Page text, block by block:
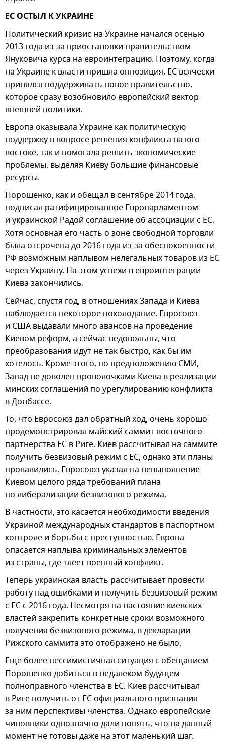
ЕС ОСТЫЛ К УКРАИНЕ
Политический кризис на Украине начался осенью
2013 года из-за приостановки правительством
Януковича курса на евроинтеграцию. Поэтому, когда
на Украине к власти пришла оппозиция, ЕС всячески
принялся поддерживать новое правительство,
которое сразу возобновило европейский вектор
внешней политики.
Европа оказывала Украине как политическую
поддержку в вопросе решения конфликта на юго-
востоке, так и помогала решить экономические
проблемы, выделяя Киеву большие финансовые
ресурсы.
Порошенко, как и обещал в сентябре 2014 года,
подписал ратифицированное Европарламентом
и украинской Радой соглашение об ассоциации с ЕС.
Хотя основная его часть о зоне свободной торговли
была отсрочена до 2016 года из-за обеспокоенности
РФ возможным наплывом нелегальных товаров из ЕС
через Украину. На этом успехи в евроинтеграции
Киева закончились.
Сейчас, спустя год, в отношениях Запада и Киева
наблюдается некоторое похолодание. Евросоюз
и США выдавали много авансов на проведение
Киевом реформ, а сейчас недовольны, что
преобразования идут не так быстро, как бы им
хотелось. Кроме этого, по предположению СМИ,
Запад не доволен проволочками Киева в реализации
минских соглашений по урегулированию конфликта
в Донбассе.
То, что Евросоюз дал обратный ход, очень хорошо
продемонстрировал майский саммит восточного
партнерства ЕС в Риге. Киев рассчитывал на саммите
получить безвизовый режим с ЕС, однако эти планы
провалились. Евросоюз указал на невыполнение
Киевом целого ряда требований плана
по либерализации безвизового режима.
В частности, это касается необходимости введения
Украиной международных стандартов в паспортном
контроле и борьбы с преступностью. Европа
опасается наплыва криминальных элементов
из страны, где тлеет военный конфликт.
Теперь украинская власть рассчитывает провести
работу над ошибками и получить безвизовый режим
с ЕС с 2016 года. Несмотря на настояние киевских
властей закрепить конкретные сроки возможного
получения безвизового режима, в декларации
Рижского саммита это отображено не было.
Еще более пессимистичная ситуация с обещанием
Порошенко добиться в недалеком будущем
полноправного членства в ЕС. Киев рассчитывал
в Риге получить от ЕС официального признания
за ним перспективы членства. Однако европейские
чиновники однозначно дали понять, что на данный
момент не готовы даже на этот маленький шаг.